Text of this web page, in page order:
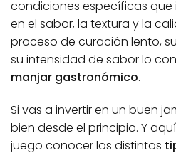
condiciones específicas
en el sabor, la textura y la
proceso de curación lento,
su intensidad de sabor lo
manjar gastronómico.
Si vas a invertir en un buen
bien desde el principio. Y
juego conocer los distintos